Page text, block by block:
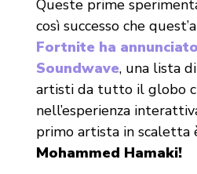
Queste prime
così successo che
Fortnite ha
Soundwave, una lista
artisti da tutto il globo
nell’esperienza
primo artista in scaletta
Mohammed Hamaki!